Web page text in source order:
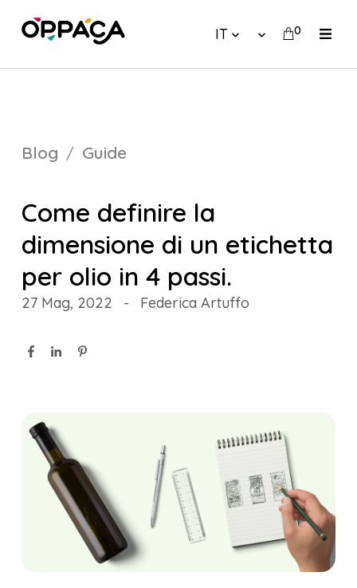
IT 0
Blog Guide
Come definire la
dimensione di un etichetta
per olio in 4 passi.
27 Mag, 2022 - Federica Artuffo